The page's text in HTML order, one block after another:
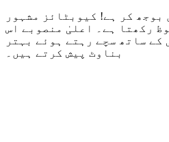
کر ہے! کیوبٹائز مشہور
رکھتا ہے۔ اعلیٰ منصوبے اس
کے ساتھ سچے رہتے ہوئے بہتر
بناوٹ پیش کرتے ہیں۔